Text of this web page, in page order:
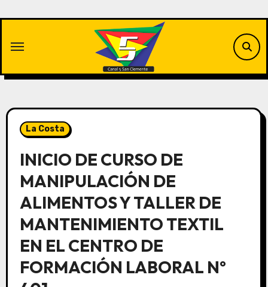
contenido
La Costa
INICIO DE CURSO DE
MANIPULACIÓN DE
ALIMENTOS Y TALLER DE
MANTENIMIENTO TEXTIL
EN EL CENTRO DE
FORMACIÓN LABORAL Nº